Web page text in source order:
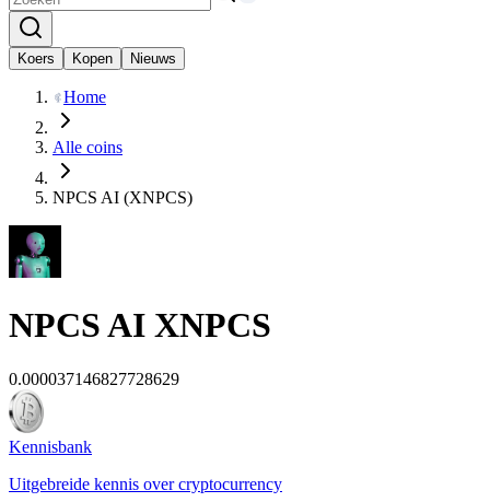
Koers Kopen Nieuws
Home
Alle coins
NPCS AI (XNPCS)
NPCS AI XNPCS
0.000037146827728629
Kennisbank
Uitgebreide kennis over cryptocurrency